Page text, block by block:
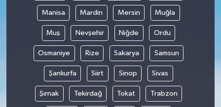
Manisa Mardin Mersin Muğla
Muş Nevşehir Niğde Ordu
Osmaniye Rize Sakarya Samsun
Şanlıurfa Siirt Sinop Sivas
Şırnak Tekirdağ Tokat Trabzon